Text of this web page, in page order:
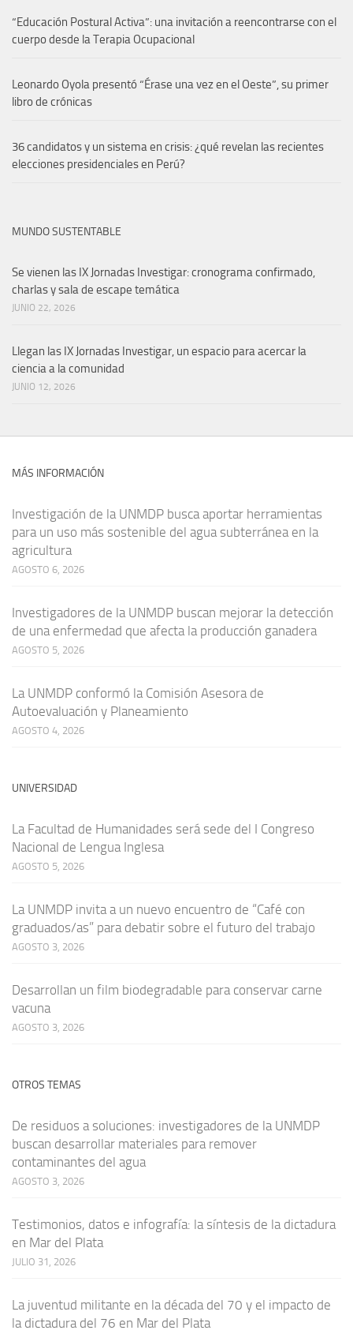
“Educación Postural Activa”: una invitación a reencontrarse con el
cuerpo desde la Terapia Ocupacional
Leonardo Oyola presentó “Érase una vez en el Oeste”, su primer
libro de crónicas
36 candidatos y un sistema en crisis: ¿qué revelan las recientes
elecciones presidenciales en Perú?
MUNDO SUSTENTABLE
Se vienen las IX Jornadas Investigar: cronograma confirmado,
charlas y sala de escape temática
JUNIO 22, 2026
Llegan las IX Jornadas Investigar, un espacio para acercar la
ciencia a la comunidad
JUNIO 12, 2026
MÁS INFORMACIÓN
Investigación de la UNMDP busca aportar herramientas
para un uso más sostenible del agua subterránea en la
agricultura
AGOSTO 6, 2026
Investigadores de la UNMDP buscan mejorar la detección
de una enfermedad que afecta la producción ganadera
AGOSTO 5, 2026
La UNMDP conformó la Comisión Asesora de
Autoevaluación y Planeamiento
AGOSTO 4, 2026
UNIVERSIDAD
La Facultad de Humanidades será sede del I Congreso
Nacional de Lengua Inglesa
AGOSTO 5, 2026
La UNMDP invita a un nuevo encuentro de “Café con
graduados/as” para debatir sobre el futuro del trabajo
AGOSTO 3, 2026
Desarrollan un film biodegradable para conservar carne
vacuna
AGOSTO 3, 2026
OTROS TEMAS
De residuos a soluciones: investigadores de la UNMDP
buscan desarrollar materiales para remover
contaminantes del agua
AGOSTO 3, 2026
Testimonios, datos e infografía: la síntesis de la dictadura
en Mar del Plata
JULIO 31, 2026
La juventud militante en la década del 70 y el impacto de
la dictadura del 76 en Mar del Plata